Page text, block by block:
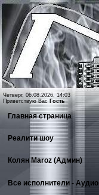
Четверг, 06.08.2026, 14:03
Приветствую Вас Гость
Главная страница
Реалити шоу
Колян Maroz (Админ)
Все исполнители - Аудио